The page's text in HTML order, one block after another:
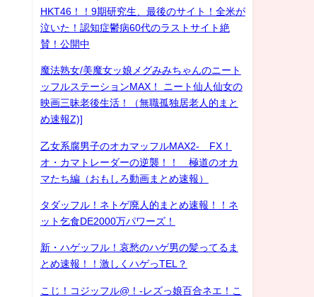
HKT46！！9期研究生、最後のサイト！全米が
泣いた！認知症鬱病60代のラストサイト絶
賛！公開中
魔法熟女/美魔女ッ娘メグみみちゃんのニート
ッフルステーションMAX！ ニート仙人仙女の
映画三昧老後生活！（無職孤独居老人的まと
め速報Z)]
乙女系腐男子のオカマッフルMAX2- FX！
オ・カマトレーダーの逆襲！！ 極道のオカ
マたち編（おもしろ動画まとめ速報）
タダッフル！ネトゲ廃人的まとめ速報！！ネ
ット乞食DE2000万パワーズ！
新・ハゲッフル！哀愁のハゲ男の髪ってるま
とめ速報！！激しくハゲっTEL？
こじ！コジッフル@！-レズっ娘百合ネエ！こ